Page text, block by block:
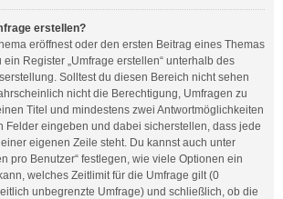
erstellen?
eröffnest oder den ersten Beitrag eines Themas
Register „Umfrage erstellen“ unterhalb des
Solltest du diesen Bereich nicht sehen
nicht die Berechtigung, Umfragen zu
Titel und mindestens zwei Antwortmöglichkeiten
Felder eingeben und dabei sicherstellen, dass jede
eigenen Zeile steht. Du kannst auch unter
pro Benutzer“ festlegen, wie viele Optionen ein
welches Zeitlimit für die Umfrage gilt (0
unbegrenzte Umfrage) und schließlich, ob die